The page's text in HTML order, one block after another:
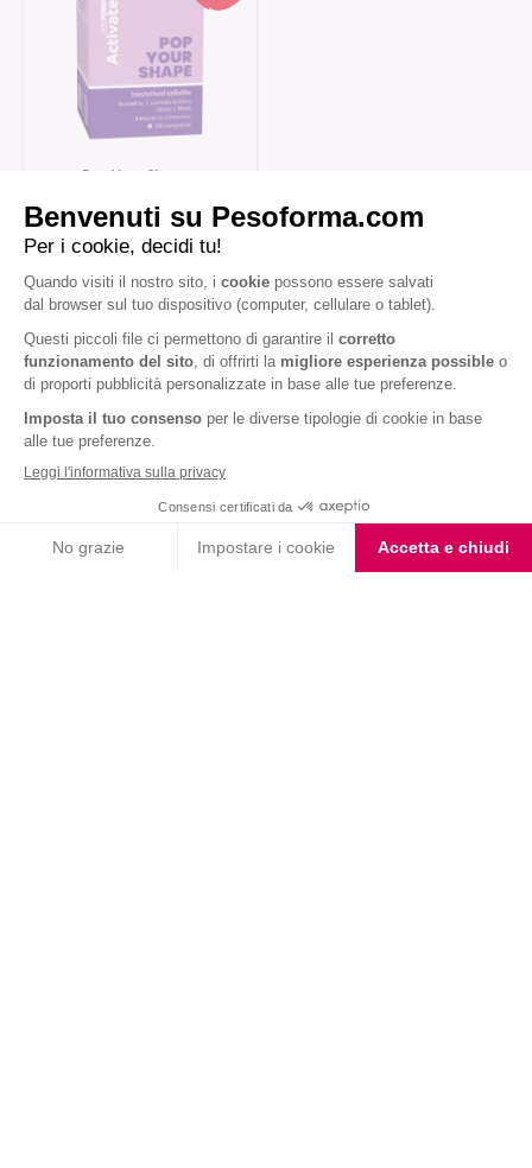
Pop Your Shape –
Iscriviti alla newsletter
Letta l'informativa privacy, acconsento all'iscrizione alla newsletter